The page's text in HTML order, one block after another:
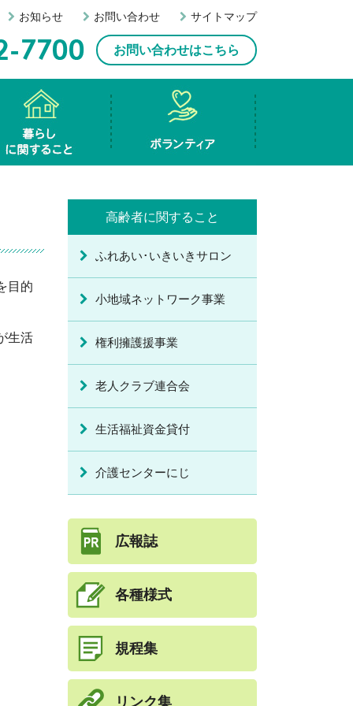
お知らせ お問い合わせ サイトマップ
お問い合わせはこちら
・若者に関すること 暮らしに関すること
目的
生活
高齢者に関すること
ふれあい･いきいきサロン
小地域ネットワーク事業
権利擁護援事業
老人クラブ連合会
生活福祉資金貸付
介護センターにじ
広報誌
各種様式
規程集
リンク集